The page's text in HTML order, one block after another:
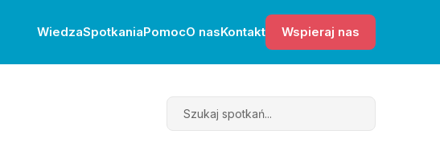
WiedzaSpotkaniaPomocO nasKontakt Wspieraj nas
Search